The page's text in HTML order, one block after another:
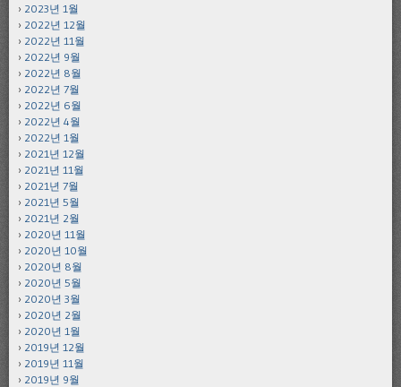
2023년 1월
2022년 12월
2022년 11월
2022년 9월
2022년 8월
2022년 7월
2022년 6월
2022년 4월
2022년 1월
2021년 12월
2021년 11월
2021년 7월
2021년 5월
2021년 2월
2020년 11월
2020년 10월
2020년 8월
2020년 5월
2020년 3월
2020년 2월
2020년 1월
2019년 12월
2019년 11월
2019년 9월